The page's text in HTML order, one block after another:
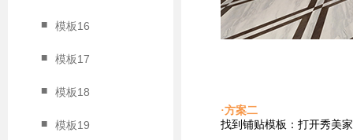
■ 模板16
■ 模板17
■ 模板18
■ 模板19
·方案二
找到铺贴模板：打开秀美